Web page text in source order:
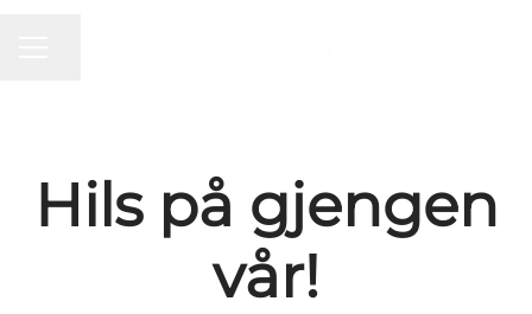
Hils på gjengen
vår!